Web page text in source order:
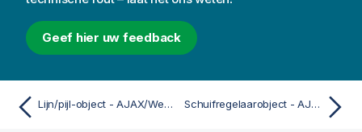
Geef hier uw feedback
Lijn/pijl-object - AJAX/WebView Schuifregelaarobject - AJAX/WebView